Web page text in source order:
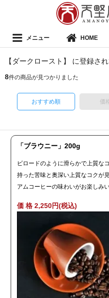
メニュー HOME
【ダークロースト】 に登録さ
8件の商品が見つかりました
おすすめ順 価
「ブラウニー」200g
ビロードのように滑らかで上質な
持った苦味と奥深い上質なコクが
アムコーヒーの味わいがお楽しみ
価 格 2,250円(税込)